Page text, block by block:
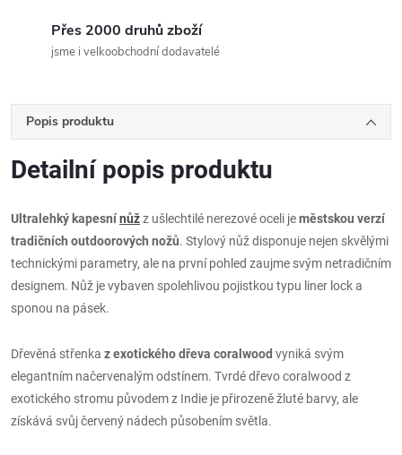
Přes 2000 druhů zboží
jsme i velkoobchodní dodavatelé
Popis produktu
Detailní popis produktu
Ultralehký kapesnínůžz ušlechtilé nerezové oceli jeměstskou verzí
tradičních outdoorových nožů. Stylový nůž disponuje nejen skvělými
technickými parametry, ale na první pohled zaujme svým netradičním
designem. Nůž je vybaven spolehlivou pojistkou typu liner lock a
sponou na pásek.
Dřevěná střenka z exotického dřeva coralwood vyniká svým
elegantním načervenalým odstínem. Tvrdé dřevo coralwood z
exotického stromu původem z Indie je přirozeně žluté barvy, ale
získává svůj červený nádech působením světla.